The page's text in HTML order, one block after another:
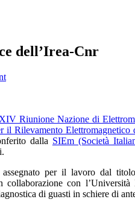
dell’Irea-Cnr
Riunione Nazione di
il Rilevamento Elettromagnetico
dalla SIEm (Società
per il lavoro dal
collaborazione con
di guasti in schiere di